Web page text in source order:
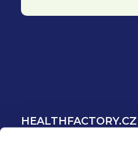
HEALTHFACTORY.CZ